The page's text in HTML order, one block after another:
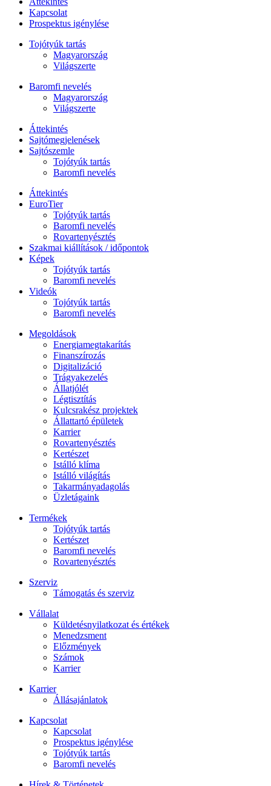
Kapcsolat
Prospektus igénylése
Tojótyúk tartás
Magyarország
Világszerte
Baromfi nevelés
Magyarország
Világszerte
Áttekintés
Sajtómegjelenések
Sajtószemle
Tojótyúk tartás
Baromfi nevelés
Áttekintés
EuroTier
Tojótyúk tartás
Baromfi nevelés
Rovartenyésztés
Szakmai kiállítások / időpontok
Képek
Tojótyúk tartás
Baromfi nevelés
Videók
Tojótyúk tartás
Baromfi nevelés
Megoldások
Energiamegtakarítás
Finanszírozás
Digitalizáció
Trágyakezelés
Állatjólét
Légtisztítás
Kulcsrakész projektek
Állattartó épületek
Karrier
Rovartenyésztés
Kertészet
Istálló klíma
Istálló világítás
Takarmányadagolás
Üzletágaink
Termékek
Tojótyúk tartás
Kertészet
Baromfi nevelés
Rovartenyésztés
Szerviz
Támogatás és szerviz
Vállalat
Küldetésnyilatkozat és értékek
Menedzsment
Előzmények
Számok
Karrier
Karrier
Állásajánlatok
Kapcsolat
Kapcsolat
Prospektus igénylése
Tojótyúk tartás
Baromfi nevelés